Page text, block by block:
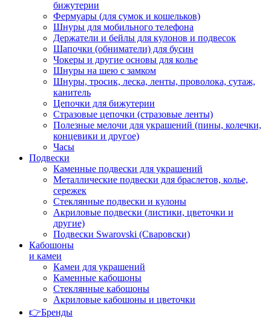
бижутерии
Фермуары (для сумок и кошельков)
Шнуры для мобильного телефона
Держатели и бейлы для кулонов и подвесок
Шапочки (обниматели) для бусин
Чокеры и другие основы для колье
Шнуры на шею с замком
Шнуры, тросик, леска, ленты, проволока, сутаж,
канитель
Цепочки для бижутерии
Стразовые цепочки (стразовые ленты)
Полезные мелочи для украшений (пины, колечки,
концевики и другое)
Часы
Подвески
Каменные подвески для украшений
Металлические подвески для браслетов, колье,
сережек
Стеклянные подвески и кулоны
Акриловые подвески (листики, цветочки и
другие)
Подвески Swarovski (Сваровски)
Кабошоны
и камеи
Камеи для украшений
Каменные кабошоны
Стеклянные кабошоны
Акриловые кабошоны и цветочки
👉Бренды